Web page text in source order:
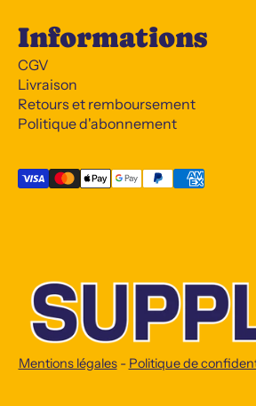
Informations
CGV
Livraison
Retours et remboursement
Politique d'abonnement
Mentions légales- Politique de